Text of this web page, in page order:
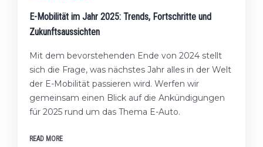
E-Mobilität im Jahr 2025: Trends, Fortschritte und
Zukunftsaussichten
Mit dem bevorstehenden Ende von 2024 stellt
sich die Frage, was nächstes Jahr alles in der Welt
der E-Mobilität passieren wird. Werfen wir
gemeinsam einen Blick auf die Ankündigungen
für 2025 rund um das Thema E-Auto.
READ MORE